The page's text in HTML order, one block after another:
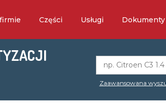
Części Usługi Dokumenty
Zaawansowana